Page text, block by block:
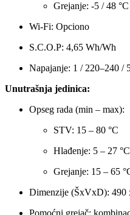
Grejanje: -5 / 48 °C
Wi-Fi: Opciono
S.C.O.P: 4,65 Wh/Wh
Napajanje: 1 / 220–240 /
Unutrašnja jedinica:
Opseg rada (min – max):
STV: 15 – 80 °C
Hlađenje: 5 – 27 °C
Grejanje: 15 – 65
Dimenzije (ŠxVxD): 490
Pomoćni grejač: